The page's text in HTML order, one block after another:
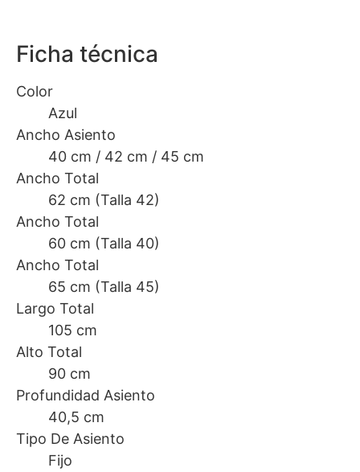
Ficha técnica
Color
Azul
Ancho Asiento
40 cm / 42 cm / 45 cm
Ancho Total
62 cm (Talla 42)
Ancho Total
60 cm (Talla 40)
Ancho Total
65 cm (Talla 45)
Largo Total
105 cm
Alto Total
90 cm
Profundidad Asiento
40,5 cm
Tipo De Asiento
Fijo